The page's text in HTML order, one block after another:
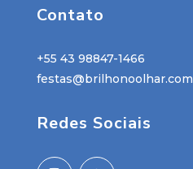
Contato
+55 43 98847-1466
festas@brilhonoolhar.com
Redes Sociais